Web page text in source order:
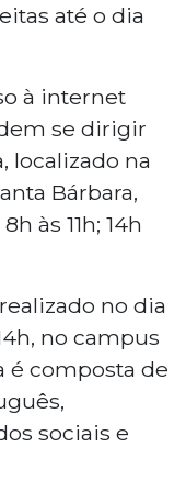
até o dia
à internet
se dirigir
localizado na
Bárbara,
às 11h; 14h
no dia
no campus
é composta de
sociais e